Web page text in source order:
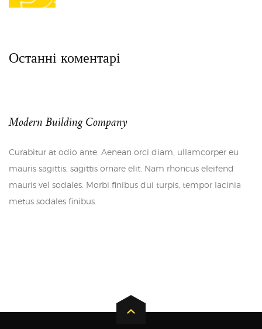
Останні коментарі
Modern Building Company
Curabitur at odio ante. Aenean orci diam, ullamcorper eu
mauris sagittis, sagittis ornare elit. Nam rhoncus eleifend
mauris vel sodales. Morbi finibus dui turpis, tempor lacinia
metus sodales finibus.